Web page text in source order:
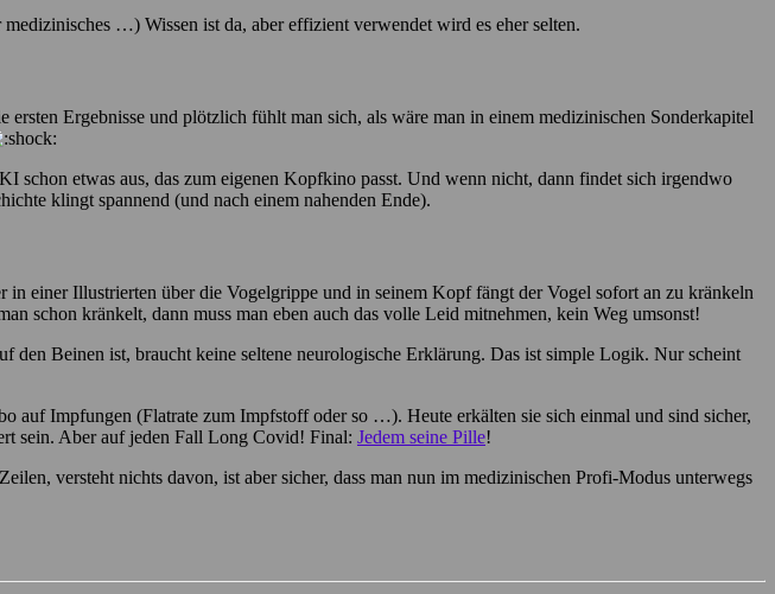
…) Wissen ist da, aber effizient verwendet wird es eher selten.
Ergebnisse und plötzlich fühlt man sich, als wäre man in einem medizinischen Sonderkapitel
etwas aus, das zum eigenen Kopfkino passt. Und wenn nicht, dann findet sich irgendwo
klingt spannend (und nach einem nahenden Ende).
einer Illustrierten über die Vogelgrippe und in seinem Kopf fängt der Vogel sofort an zu kränkeln
schon kränkelt, dann muss man eben auch das volle Leid mitnehmen, kein Weg umsonst!
den Beinen ist, braucht keine seltene neurologische Erklärung. Das ist simple Logik. Nur scheint
auf Impfungen (Flatrate zum Impfstoff oder so …). Heute erkälten sie sich einmal und sind sicher,
sein. Aber auf jeden Fall Long Covid! Final: Jedem seine Pille!
versteht nichts davon, ist aber sicher, dass man nun im medizinischen Profi-Modus unterwegs